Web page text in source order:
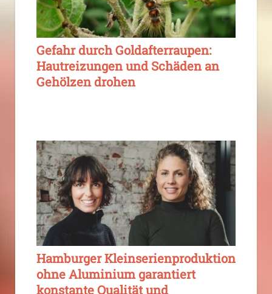
Gefahr durch Goldafterraupen:
Hautreizungen und Schäden an
Gehölzen drohen
Hamburger Kleinserienproduktion
ohne Aluminium garantiert
konstante Qualität und